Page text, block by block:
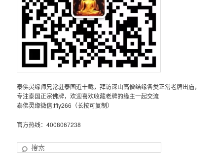
泰佛灵缘师兄常驻泰国近十载，拜访深山高僧结缘各类正常老牌出庙，
专注泰国正宗佛牌，欢迎喜欢收藏老牌的缘主一起交流
泰佛灵缘微信:tfly266（长按可复制）
官方热线：4008067238
搜